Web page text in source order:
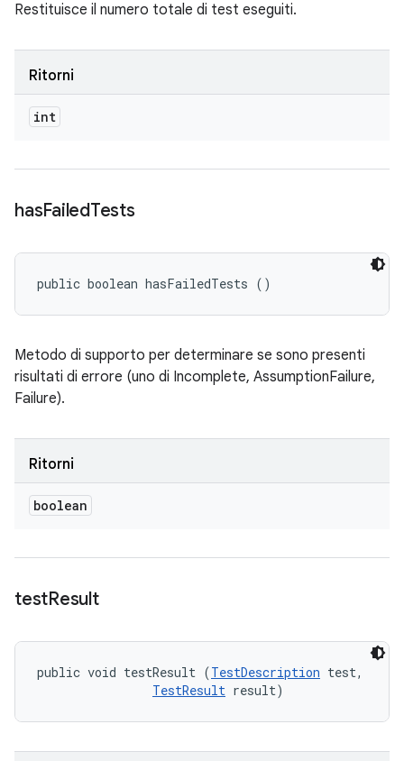
Restituisce il numero totale di test eseguiti.
Ritorni
int
hasFailedTests
public boolean hasFailedTests ()
Metodo di supporto per determinare se sono presenti
risultati di errore (uno di Incomplete, AssumptionFailure,
Failure).
Ritorni
boolean
testResult
public void testResult (TestDescription test,
TestResult result)